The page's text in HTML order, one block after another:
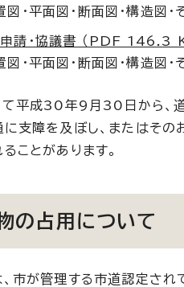
図・平面図・断面図・構造図・
請・協議書 （PDF 146.3
図・平面図・断面図・構造図・
平成30年9月30日から、
支障を及ぼし、またはそ
ことがあります。
の占用について
市が管理する市道認定され